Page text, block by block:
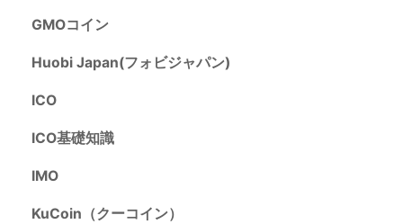
GMOコイン
Huobi Japan(フォビジャパン)
ICO
ICO基礎知識
IMO
KuCoin（クーコイン）